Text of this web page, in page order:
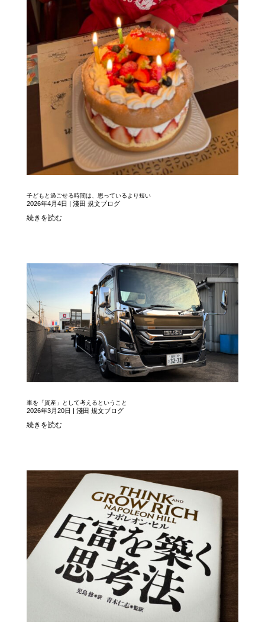
子どもと過ごせる時間は、思っているより短い
2026年4月4日 | 淺田 規文ブログ
続きを読む
車を「資産」として考えるということ
2026年3月20日 淺田 規文ブログ
続きを読む